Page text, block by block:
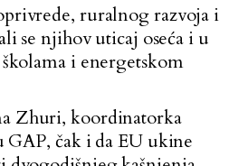
ruralnog razvoja i
se njihov uticaj oseća i u
i energetskom
Zhuri, koordinatorka
čak i da EU ukine